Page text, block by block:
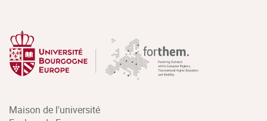
Maison de l'université